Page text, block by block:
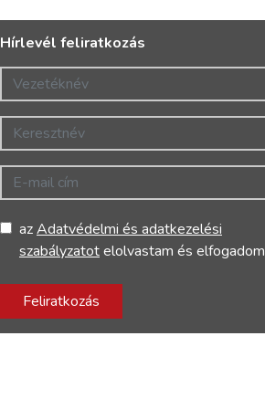
Hírlevél feliratkozás
Vezetéknév
Keresztnév
E-mail cím
azAdatvédelmi és adatkezelési
szabályzatotelolvastam és elfogadom
Feliratkozás